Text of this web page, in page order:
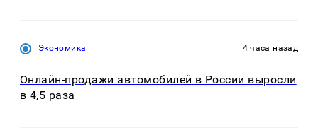
Экономика 4 часа назад
Онлайн-продажи автомобилей в России выросли
в 4,5 раза